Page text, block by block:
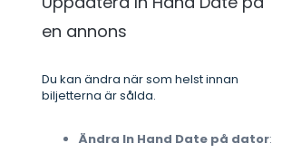
en annons
Du kan ändra när som helst innan
biljetterna är sålda.
Ändra In Hand Date på dator: